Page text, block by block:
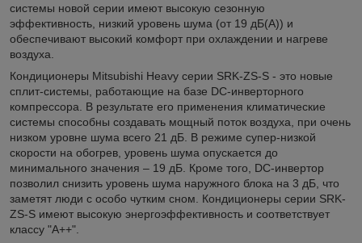
системы новой серии имеют высокую сезонную
эффективность, низкий уровень шума (от 19 дБ(А)) и
обеспечивают высокий комфорт при охлаждении и нагреве
воздуха.
Кондиционеры Mitsubishi Heavy серии SRK-ZS-S - это новые
сплит-системы, работающие на базе DC-инверторного
компрессора. В результате его применения климатические
системы способны создавать мощный поток воздуха, при очень
низком уровне шума всего 21 дБ. В режиме супер-низкой
скорости на обогрев, уровень шума опускается до
минимального значения – 19 дБ. Кроме того, DC-инвертор
позволил снизить уровень шума наружного блока на 3 дБ, что
заметят люди с особо чутким сном. Кондиционеры серии SRK-
ZS-S имеют высокую энергоэффективность и соответствует
классу "А++".